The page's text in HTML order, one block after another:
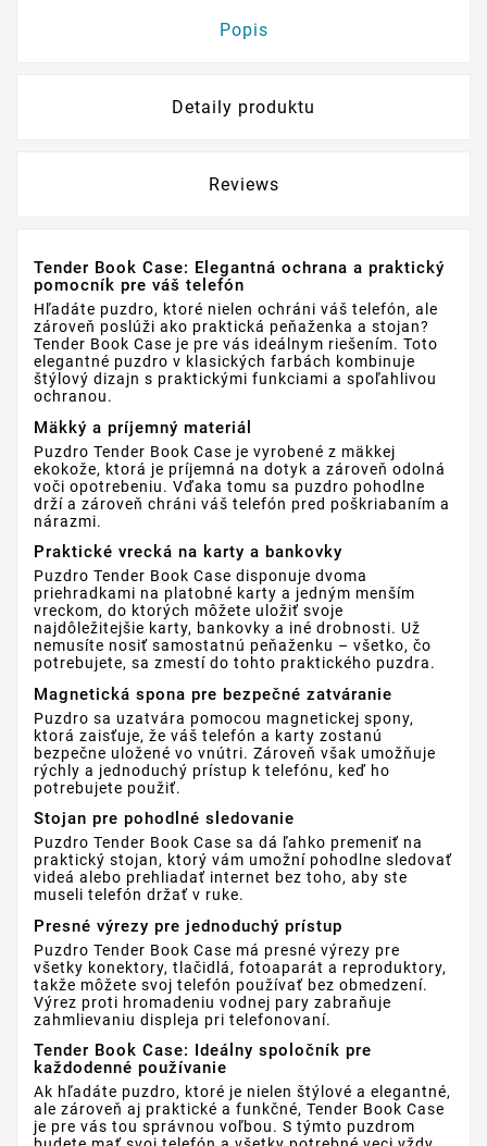
Popis
Detaily produktu
Reviews
Tender Book Case: Elegantná ochrana a praktický
pomocník pre váš telefón
Hľadáte puzdro, ktoré nielen ochráni váš telefón, ale
zároveň poslúži ako praktická peňaženka a stojan?
Tender Book Case je pre vás ideálnym riešením. Toto
elegantné puzdro v klasických farbách kombinuje
štýlový dizajn s praktickými funkciami a spoľahlivou
ochranou.
Mäkký a príjemný materiál
Puzdro Tender Book Case je vyrobené z mäkkej
ekokože, ktorá je príjemná na dotyk a zároveň odolná
voči opotrebeniu. Vďaka tomu sa puzdro pohodlne
drží a zároveň chráni váš telefón pred poškriabaním a
nárazmi.
Praktické vrecká na karty a bankovky
Puzdro Tender Book Case disponuje dvoma
priehradkami na platobné karty a jedným menším
vreckom, do ktorých môžete uložiť svoje
najdôležitejšie karty, bankovky a iné drobnosti. Už
nemusíte nosiť samostatnú peňaženku – všetko, čo
potrebujete, sa zmestí do tohto praktického puzdra.
Magnetická spona pre bezpečné zatváranie
Puzdro sa uzatvára pomocou magnetickej spony,
ktorá zaisťuje, že váš telefón a karty zostanú
bezpečne uložené vo vnútri. Zároveň však umožňuje
rýchly a jednoduchý prístup k telefónu, keď ho
potrebujete použiť.
Stojan pre pohodlné sledovanie
Puzdro Tender Book Case sa dá ľahko premeniť na
praktický stojan, ktorý vám umožní pohodlne sledovať
videá alebo prehliadať internet bez toho, aby ste
museli telefón držať v ruke.
Presné výrezy pre jednoduchý prístup
Puzdro Tender Book Case má presné výrezy pre
všetky konektory, tlačidlá, fotoaparát a reproduktory,
takže môžete svoj telefón používať bez obmedzení.
Výrez proti hromadeniu vodnej pary zabraňuje
zahmlievaniu displeja pri telefonovaní.
Tender Book Case: Ideálny spoločník pre
každodenné používanie
Ak hľadáte puzdro, ktoré je nielen štýlové a elegantné,
ale zároveň aj praktické a funkčné, Tender Book Case
je pre vás tou správnou voľbou. S týmto puzdrom